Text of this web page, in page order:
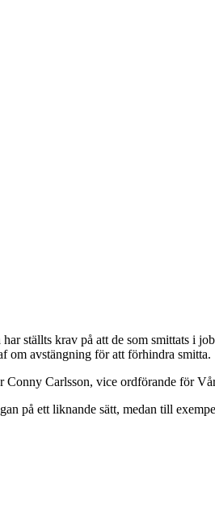
ställts krav på att de som smittats i
om avstängning för att förhindra smitta.
Conny Carlsson, vice ordförande för
på ett liknande sätt, medan till